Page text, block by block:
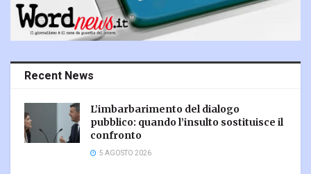
Recent News
L’imbarbarimento del dialogo
pubblico: quando l’insulto sostituisce il
confronto
5 AGOSTO 2026